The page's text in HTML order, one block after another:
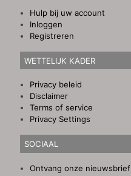
Hulp bij uw account
Inloggen
Registreren
WETTELIJK KADER
Privacy beleid
Disclaimer
Terms of service
Privacy Settings
SOCIAAL
Ontvang onze nieuwsbrief